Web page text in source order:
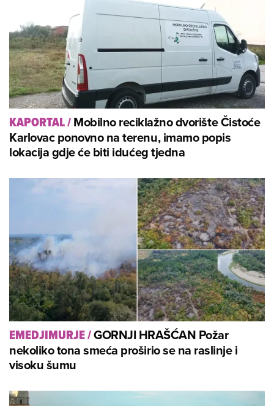
KAPORTAL/Mobilno reciklažno dvorište Čistoće
Karlovac ponovno na terenu, imamo popis
lokacija gdje će biti idućeg tjedna
EMEDJIMURJE/GORNJI HRAŠĆAN Požar
nekoliko tona smeća proširio se na raslinje i
visoku šumu